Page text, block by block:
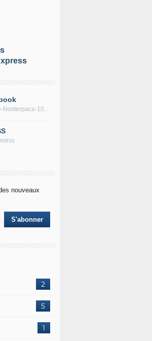
//facebook.com/La-voix-de-Nosterpaca-106434384284735
rss
nouveaux
2
5
1